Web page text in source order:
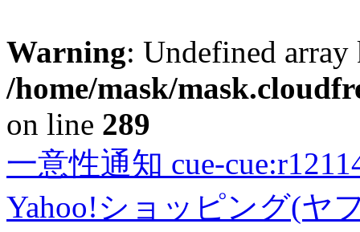
Warning: Undefined
/home/mask/
on line 289
一意性通知 cue-
Yahoo!ショッピング(ヤ